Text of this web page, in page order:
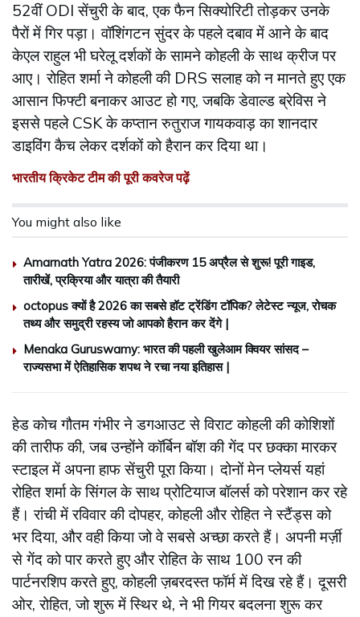
52वीं ODI सेंचुरी के बाद, एक फैन सिक्योरिटी तोड़कर उनके
पैरों में गिर पड़ा। वॉशिंगटन सुंदर के पहले दबाव में आने के बाद
केएल राहुल भी घरेलू दर्शकों के सामने कोहली के साथ क्रीज पर
आए। रोहित शर्मा ने कोहली की DRS सलाह को न मानते हुए एक
आसान फिफ्टी बनाकर आउट हो गए, जबकि डेवाल्ड ब्रेविस ने
इससे पहले CSK के कप्तान रुतुराज गायकवाड़ का शानदार
डाइविंग कैच लेकर दर्शकों को हैरान कर दिया था।
भारतीय क्रिकेट टीम की पूरी कवरेज पढ़ें
You might also like
Amarnath Yatra 2026: पंजीकरण 15 अप्रैल से शुरू! पूरी गाइड,
तारीखें, प्रक्रिया और यात्रा की तैयारी
octopus क्यों है 2026 का सबसे हॉट ट्रेंडिंग टॉपिक? लेटेस्ट न्यूज, रोचक
तथ्य और समुद्री रहस्य जो आपको हैरान कर देंगे |
Menaka Guruswamy: भारत की पहली खुलेआम क्वियर सांसद –
राज्यसभा में ऐतिहासिक शपथ ने रचा नया इतिहास |
हेड कोच गौतम गंभीर ने डगआउट से विराट कोहली की कोशिशों
की तारीफ की, जब उन्होंने कॉर्बिन बॉश की गेंद पर छक्का मारकर
स्टाइल में अपना हाफ सेंचुरी पूरा किया। दोनों मेन प्लेयर्स यहां
रोहित शर्मा के सिंगल के साथ प्रोटियाज बॉलर्स को परेशान कर रहे
हैं। रांची में रविवार की दोपहर, कोहली और रोहित ने स्टैंड्स को
भर दिया, और वही किया जो वे सबसे अच्छा करते हैं। अपनी मर्ज़ी
से गेंद को पार करते हुए और रोहित के साथ 100 रन की
पार्टनरशिप करते हुए, कोहली ज़बरदस्त फॉर्म में दिख रहे हैं। दूसरी
ओर, रोहित, जो शुरू में स्थिर थे, ने भी गियर बदलना शुरू कर